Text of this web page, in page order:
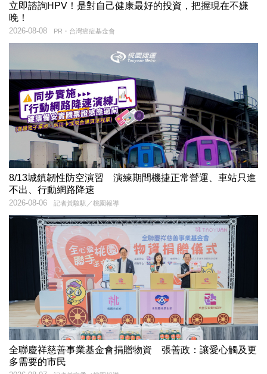
立即諮詢HPV！是對自己健康最好的投資，把握現在不嫌
晚！
PR・台灣癌症基金會
2026-08-08
8/13城鎮韌性防空演習 演練期間機捷正常營運、車站只進
不出、行動網路降速
記者黃駿騏／桃園報導
2026-08-06
全聯慶祥慈善事業基金會捐贈物資 張善政：讓愛心觸及更
多需要的市民